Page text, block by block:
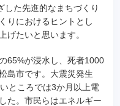
した先進的なまちづくり
りにおけるヒントとし
げたいと思います。
65%が浸水し、死者1000
島市です。大震災発生
ところでは3か月以上電
た。市民らはエネルギー